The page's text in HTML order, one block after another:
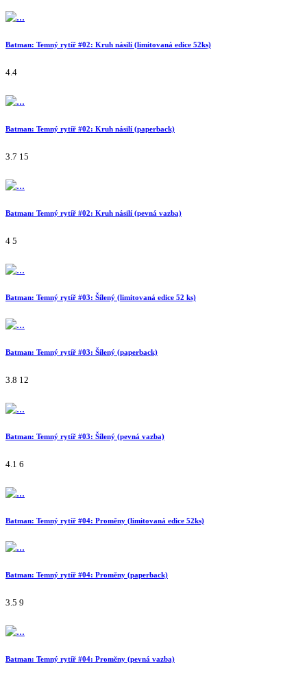
Batman: Temný rytíř #02: Kruh násilí (limitovaná edice 52ks)
4.4
Batman: Temný rytíř #02: Kruh násilí (paperback)
3.7 15
Batman: Temný rytíř #02: Kruh násilí (pevná vazba)
4 5
Batman: Temný rytíř #03: Šílený (limitovaná edice 52 ks)
Batman: Temný rytíř #03: Šílený (paperback)
3.8 12
Batman: Temný rytíř #03: Šílený (pevná vazba)
4.1 6
Batman: Temný rytíř #04: Proměny (limitovaná edice 52ks)
Batman: Temný rytíř #04: Proměny (paperback)
3.5 9
Batman: Temný rytíř #04: Proměny (pevná vazba)